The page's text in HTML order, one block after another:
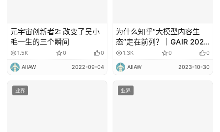
元宇宙创新者2: 改变了吴小
毛一生的三个瞬间
1.5K 0 0
AIIAW 2022-09-04
为什么知乎“大模型内容生
态”走在前列？｜GAIR 2023
GPT Pioneer 5
1.3K 0 0
AIIAW 2023-10-30
业界 业界